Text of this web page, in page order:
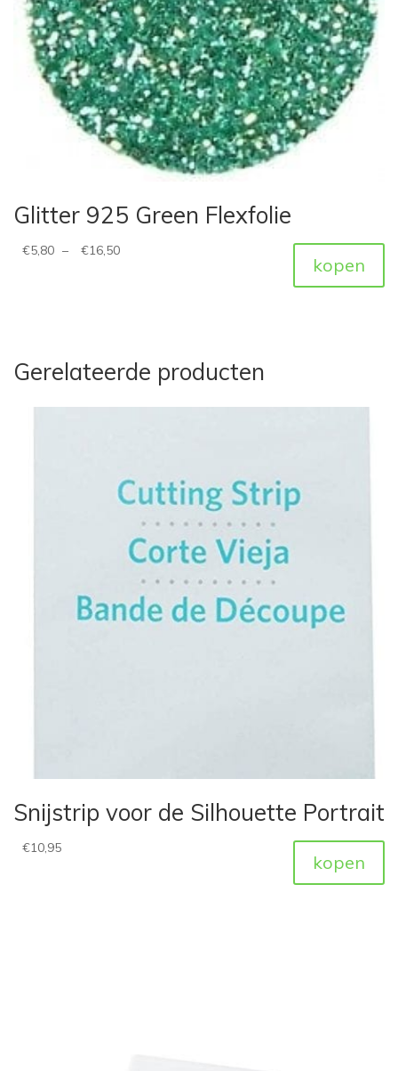
Glitter 925 Green Flexfolie
€5,80 – €16,50
kopen
Gerelateerde producten
Snijstrip voor de Silhouette Portrait
€10,95
kopen